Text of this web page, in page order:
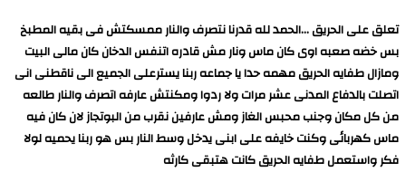
تعلق على الحريق …الحمد لله قدرنا نتصرف والنار ممسكتش فى بقيه المطبخ
بس خضه صعبه اوى كان ماس ونار مش قادره اتنفس الدخان كان مالى البيت
ومازال طفايه الحريق مهمه حدا يا جماعه ربنا يسترعلى الجميع الى ناقطنى انى
اتصلت بالدفاع المدنى عشر مرات ولا ردوا ومكنتش عارفه اتصرف والنار طالعه
من كل مكان وجنب محبس الغاز ومش عارفين نقرب من البوتجاز لان كان فيه
ماس كهربائى وكنت خايفه على ابنى يدخل وسط النار بس هو ربنا يحميه لولا
فكر واستعمل طفايه الحريق كانت هتبقى كارثه